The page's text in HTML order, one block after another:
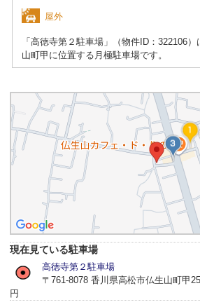
屋外
「高徳寺第２駐車場」（物件ID：322106
山町甲に位置する月極駐車場です。
現在見ている駐車場
高徳寺第２駐車場
〒761-8078 香川県高松市仏生山町甲
円